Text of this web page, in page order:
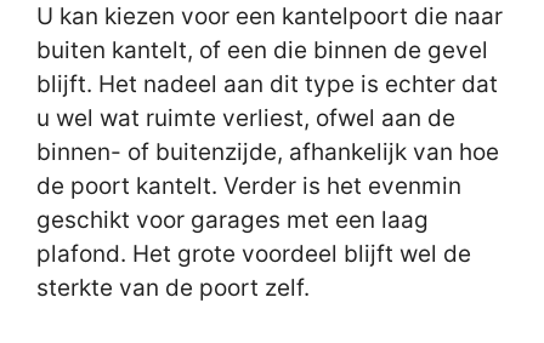
U kan kiezen voor een kantelpoort die naar
buiten kantelt, of een die binnen de gevel
blijft. Het nadeel aan dit type is echter dat
u wel wat ruimte verliest, ofwel aan de
binnen- of buitenzijde, afhankelijk van hoe
de poort kantelt. Verder is het evenmin
geschikt voor garages met een laag
plafond. Het grote voordeel blijft wel de
sterkte van de poort zelf.